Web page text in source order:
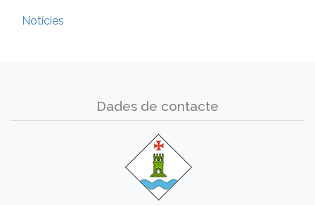
Notícies
Dades de contacte